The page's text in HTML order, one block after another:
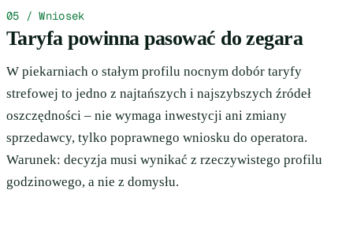
05 / Wniosek
Taryfa powinna pasować do zegara
W piekarniach o stałym profilu nocnym dobór taryfy
strefowej to jedno z najtańszych i najszybszych źródeł
oszczędności – nie wymaga inwestycji ani zmiany
sprzedawcy, tylko poprawnego wniosku do operatora.
Warunek: decyzja musi wynikać z rzeczywistego profilu
godzinowego, a nie z domysłu.